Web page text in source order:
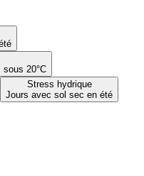
sous 20°C
Stress hydrique
Jours avec sol sec en été